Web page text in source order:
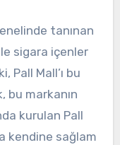
tanınan
sigara içenler
Pall Mall’ı bu
bu markanın
kurulan Pall
kendine sağlam